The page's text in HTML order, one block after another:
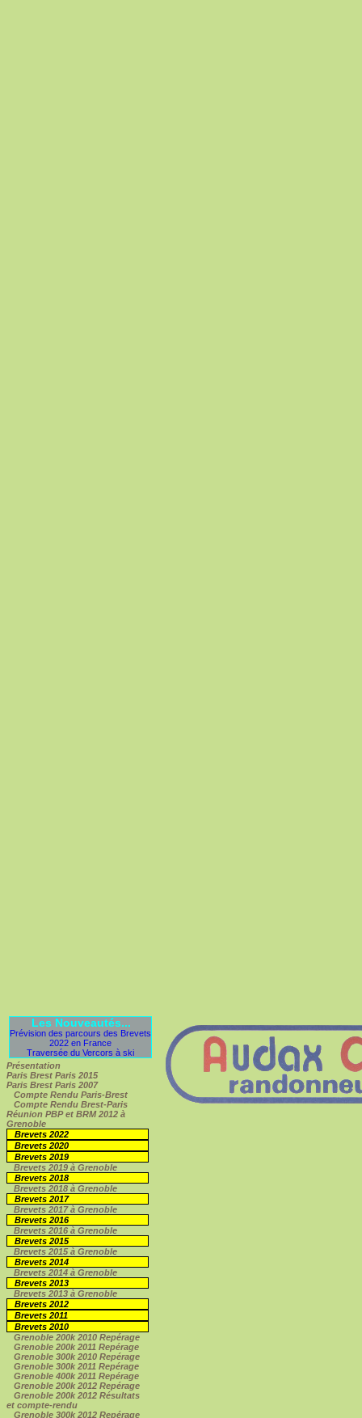
Les Nouveautés...
Prévision des parcours des Brevets
2022 en France
Traversée du Vercors à ski
Présentation
Paris Brest Paris 2015
Paris Brest Paris 2007
Compte Rendu Paris-Brest
Compte Rendu Brest-Paris
Réunion PBP et BRM 2012 à
Grenoble
Brevets 2022
Brevets 2020
Brevets 2019
Brevets 2019 à Grenoble
Brevets 2018
Brevets 2018 à Grenoble
Brevets 2017
Brevets 2017 à Grenoble
Brevets 2016
Brevets 2016 à Grenoble
Brevets 2015
Brevets 2015 à Grenoble
Brevets 2014
Brevets 2014 à Grenoble
Brevets 2013
Brevets 2013 à Grenoble
Brevets 2012
Brevets 2011
Brevets 2010
Grenoble 200k 2010 Repérage
Grenoble 200k 2011 Repérage
Grenoble 300k 2010 Repérage
Grenoble 300k 2011 Repérage
Grenoble 400k 2011 Repérage
Grenoble 200k 2012 Repérage
Grenoble 200k 2012 Résultats
et compte-rendu
Grenoble 300k 2012 Repérage